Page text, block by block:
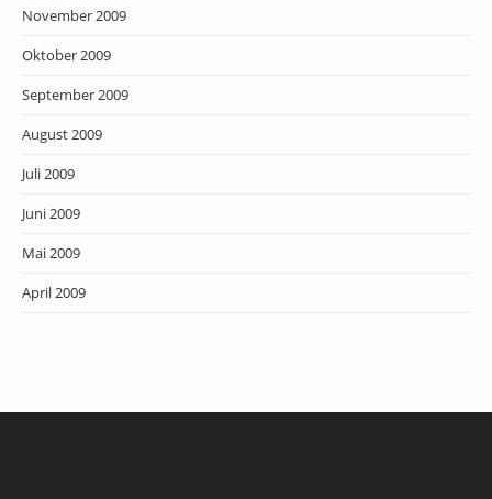
November 2009
Oktober 2009
September 2009
August 2009
Juli 2009
Juni 2009
Mai 2009
April 2009